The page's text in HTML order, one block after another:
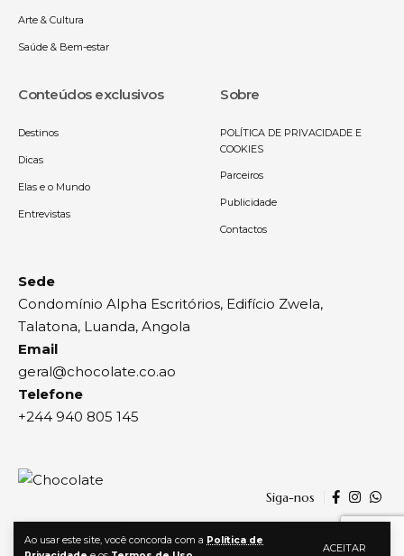
Ao usar este site, você concorda com a Política de
ACEITAR
Arte & Cultura
Saúde & Bem-estar
Conteúdos exclusivos
Destinos
Dicas
Elas e o Mundo
Entrevistas
Sobre
POLÍTICA DE PRIVACIDADE E
COOKIES
Parceiros
Publicidade
Contactos
Sede
Condomínio Alpha Escritórios, Edifício Zwela,
Talatona, Luanda, Angola
Email
geral@chocolate.co.ao
Telefone
+244 940 805 145
Siga-nos